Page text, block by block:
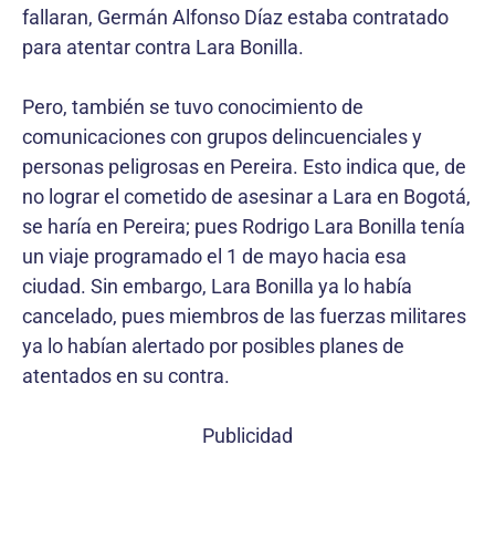
fallaran, Germán Alfonso Díaz estaba contratado
para atentar contra Lara Bonilla.
Pero, también se tuvo conocimiento de
comunicaciones con grupos delincuenciales y
personas peligrosas en Pereira. Esto indica que, de
no lograr el cometido de asesinar a Lara en Bogotá,
se haría en Pereira; pues Rodrigo Lara Bonilla tenía
un viaje programado el 1 de mayo hacia esa
ciudad. Sin embargo, Lara Bonilla ya lo había
cancelado, pues miembros de las fuerzas militares
ya lo habían alertado por posibles planes de
atentados en su contra.
Publicidad